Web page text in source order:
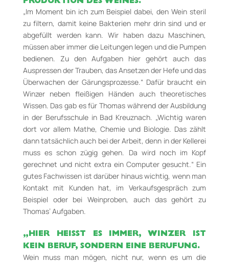
PRODUKTION DES WEINES.
„Im Moment bin ich zum Beispiel dabei, den Wein steril
zu filtern, damit keine Bakterien mehr drin sind und er
abgefüllt werden kann. Wir haben dazu Maschinen,
müssen aber immer die Leitungen legen und die Pumpen
bedienen. Zu den Aufgaben hier gehört auch das
Auspressen der Trauben, das Ansetzen der Hefe und das
Überwachen der Gärungsprozesse.“ Dafür braucht ein
Winzer neben fleißigen Händen auch theoretisches
Wissen. Das gab es für Thomas während der Ausbildung
in der Berufsschule in Bad Kreuznach. „Wichtig waren
dort vor allem Mathe, Chemie und Biologie. Das zählt
dann tatsächlich auch bei der Arbeit, denn in der Kellerei
muss es schon zügig gehen. Da wird noch im Kopf
gerechnet und nicht extra ein Computer gesucht.“ Ein
gutes Fachwissen ist darüber hinaus wichtig, wenn man
Kontakt mit Kunden hat, im Verkaufsgespräch zum
Beispiel oder bei Weinproben, auch das gehört zu
Thomas’ Aufgaben.
„HIER HEISST ES IMMER, WINZER IST K
EIN BERUF, SONDERN EINE BERUFUNG.
Wein muss man mögen, nicht nur, wenn es um die